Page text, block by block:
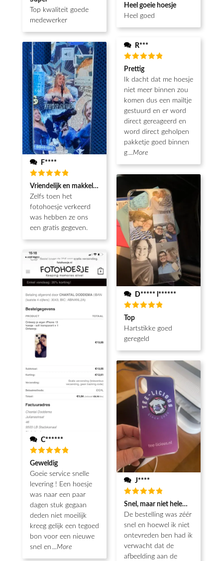
5 uit 5
Top kwaliteit goede
medewerker
F****
Waardering
5 uit 5
Vriendelijk en makkelijk
Zelfs toen het
fotohoesje verkeerd
was hebben ze ons
een gratis gegeven.
C******
Waardering
5uit 5
Geweldig
Goeie service snelle
levering ! Een hoesje
was naar een paar
dagen stuk gegaan
deden niet moeilijk
kreeg gelijk een tegoed
bon voor een nieuwe
snel en ...More
Waardering
5uit 5
Heel goeie hoesje
Heel goed
R***
Waardering
5 uit 5
Prettig
Ik dacht dat me hoesje
niet meer binnen zou
komen dus een mailtje
gestuurd en er word
direct gereageerd en
word direct geholpen
pakketje goed binnen
g ...More
D***** l******
Waardering
5 uit 5
Top
Hartstikke goed
geregeld
J****
Waardering
5 uit 5
Snel, maar niet helemaal als
De bestelling was zéér
snel en hoewel ik niet
ontevreden ben had ik
verwacht dat de
afbeelding aan de